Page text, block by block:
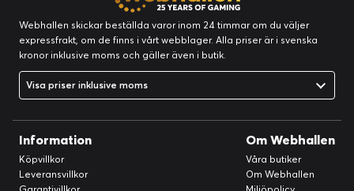
Webhallen skickar beställda varor inom 24 timmar om du väljer
expressfrakt, om de finns i vårt webblager. Alla priser är i svenska
kronor inklusive moms och gäller även i butik.
Visa priser inklusive moms
Information
Köpvillkor
Leveransvillkor
Om Webhallen
Våra butiker
Om Webhallen